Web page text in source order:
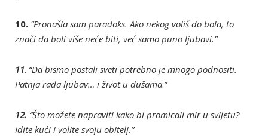
10. “Pronašla sam paradoks. Ako nekog voliš do bola, to
znači da boli više neće biti, već samo puno ljubavi.”
11. “Da bismo postali sveti potrebno je mnogo podnositi.
Patnja rađa ljubav… i život u dušama.”
12. “Što možete napraviti kako bi promicali mir u svijetu?
Idite kući i volite svoju obitelj.”